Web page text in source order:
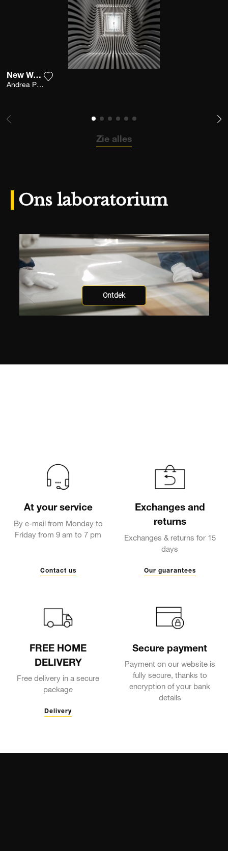
New Wave
Andrea Pavan
Zie alles
Ons laboratorium
Ontdek
At your service
By e-mail from Monday to
Friday from 9 am to 7 pm
Contact us
Exchanges and
returns
Exchanges & returns for 15
days
Our guarantees
FREE HOME
DELIVERY
Free delivery in a secure
package
Delivery
Secure payment
Payment on our website is
fully secure, thanks to
encryption of your bank
details